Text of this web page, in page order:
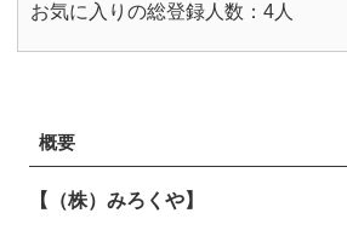
お気に入りの総登録人数：4人
概要
【（株）みろくや】